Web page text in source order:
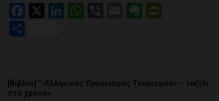
Facebook
X LinkedIn
WhatsApp
ViberEmailEvernote
[Βιβλίο] “«Ελληνικός Οργανισμός Τουρισμού» – ταξίδι
στο χρόνο»